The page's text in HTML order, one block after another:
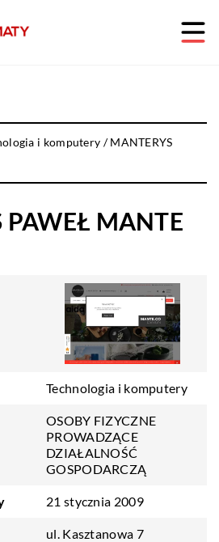
i komputery /MANTERYS
PAWEŁ MANTE
Technologia i komputery
OSOBY FIZYCZNE
PROWADZĄCE
DZIAŁALNOŚĆ
GOSPODARCZĄ
21 stycznia 2009
ul. Kasztanowa 7